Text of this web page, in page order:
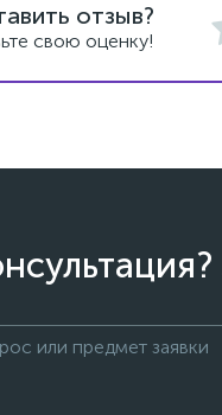
отзыв?
свою оценку!